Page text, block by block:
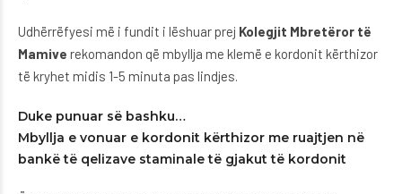
Udhërrëfyesi më i fundit i lëshuar prej Kolegjit Mbretëror të
Mamive rekomandon që mbyllja me klemë e kordonit kërthizor
të kryhet midis 1-5 minuta pas lindjes.
Duke punuar së bashku…
Mbyllja e vonuar e kordonit kërthizor me ruajtjen në
bankë të qelizave staminale të gjakut të kordonit